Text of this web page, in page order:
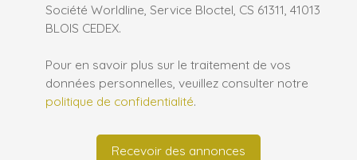
Société Worldline, Service Bloctel, CS 61311, 41013
BLOIS CEDEX.
Pour en savoir plus sur le traitement de vos
données personnelles, veuillez consulter notre
politique de confidentialité.
Recevoir des annonces